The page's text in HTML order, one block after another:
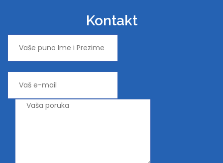
Kontakt